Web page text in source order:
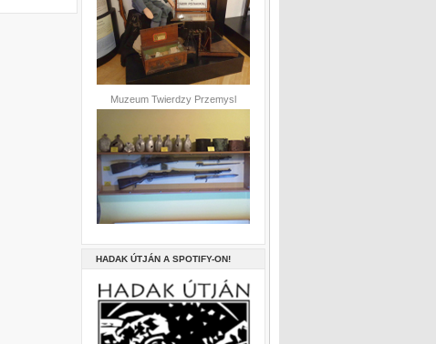
Muzeum Twierdzy Przemysl
HADAK ÚTJÁN A SPOTIFY-ON!